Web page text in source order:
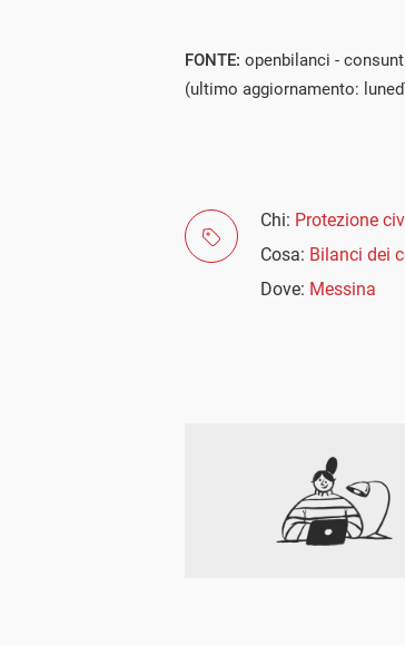
FONTE: openbilanci -
(ultimo aggiornamento:
Chi: Protezione
Cosa: Bilanci dei
Dove: Messina